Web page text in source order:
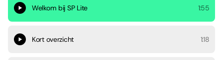
Welkom bij SP Lite 1:55
Kort overzicht 1:18